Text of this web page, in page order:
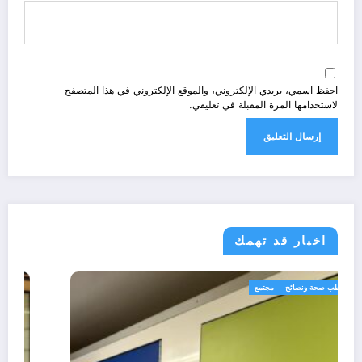
احفظ اسمي، بريدي الإلكتروني، والموقع الإلكتروني في هذا المتصفح
لاستخدامها المرة المقبلة في تعليقي.
اخبار قد تهمك
رياضة طب صحة ونصائح مجتمع